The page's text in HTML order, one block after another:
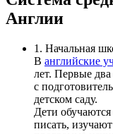
Англии
1. Начальная
В английские
лет. Первые
с
детском саду.
Дети
писать,